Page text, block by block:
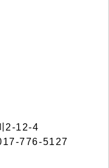
2-12-4
776-5127